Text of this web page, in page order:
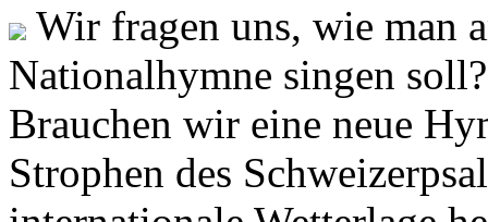
Wir fragen uns, wie man
Nationalhymne singen
Brauchen wir eine neue
Strophen des